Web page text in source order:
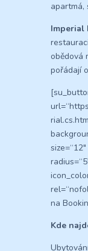
apartmá,
Imperial
obědová
pořádají
na
Kde